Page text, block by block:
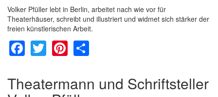
Volker Pfüller lebt in Berlin, arbeitet nach wie vor für
Theaterhäuser, schreibt und illustriert und widmet sich stärker der
freien künstlerischen Arbeit.
Facebook
TwitterPinterest
Theatermann und Schriftsteller